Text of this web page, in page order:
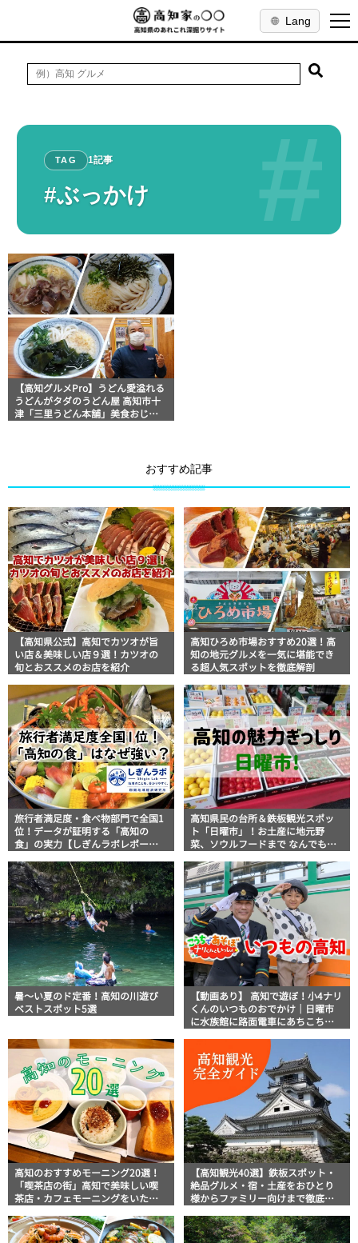
Lang
#
TAG 1記事
#ぶっかけ
【高知グルメPro】うどん愛溢れる
うどんがタダのうどん屋 高知市十
津「三里うどん本舗」美食おじさ
おすすめ記事
【高知県公式】高知でカツオが旨
い店＆美味しい店９選！カツオの
旬とおススメのお店を紹介
高知ひろめ市場おすすめ20選！高
知の地元グルメを一気に堪能でき
る超人気スポットを徹底解剖
旅行者満足度・食べ物部門で全国1
位！データが証明する「高知の
食」の実力【しぎんラボレポー
高知県民の台所＆鉄板観光スポッ
ト「日曜市」！お土産に地元野
菜、ソウルフードまで なんでもそ
説！
暑～い夏のド定番！高知の川遊び
ベストスポット5選
【動画あり】 高知で遊ぼ！小4ナリ
くんのいつものおでかけ｜日曜市
に水族館に路面電車にあちこち巡
高知のおすすめモーニング20選！
「喫茶店の街」高知で美味しい喫
茶店・カフェモーニングをいただ
【高知観光40選】鉄板スポット・
絶品グルメ・宿・土産をおひとり
様からファミリー向けまで徹底解